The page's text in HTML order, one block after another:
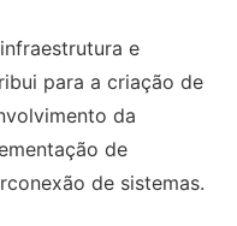
e
para a criação de
da
de
de sistemas.